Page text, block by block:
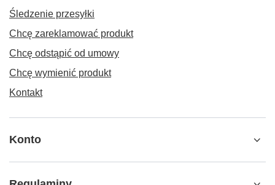
Śledzenie przesyłki
Chcę zareklamować produkt
Chcę odstąpić od umowy
Chcę wymienić produkt
Kontakt
Konto